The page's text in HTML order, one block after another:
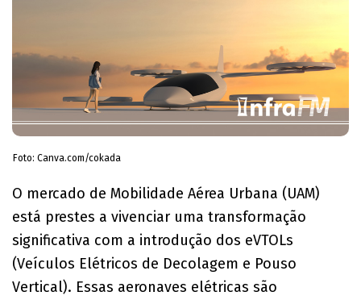
Foto: Canva.com/cokada
O mercado de Mobilidade Aérea Urbana (UAM)
está prestes a vivenciar uma transformação
significativa com a introdução dos eVTOLs
(Veículos Elétricos de Decolagem e Pouso
Vertical). Essas aeronaves elétricas são